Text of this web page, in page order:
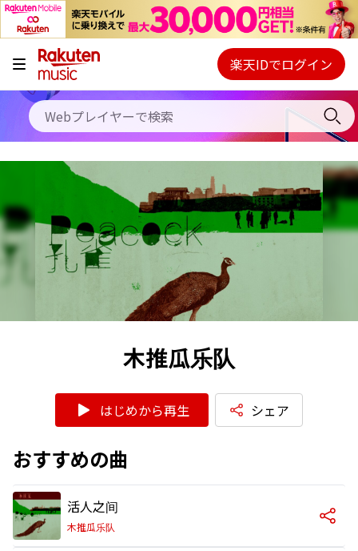
キャンペーン
料金プラン
使い方
初回30日間無料お試し
Webプレイヤー
ご契約内容の確認・変更
楽天IDでログイン
木推瓜乐队
はじめから再生 シェア
おすすめの曲
活人之间
木推瓜乐队